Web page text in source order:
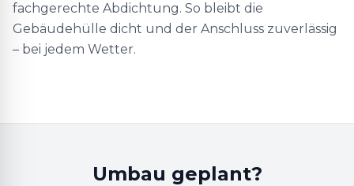
fachgerechte Abdichtung. So bleibt die
Gebäudehülle dicht und der Anschluss zuverlässig
– bei jedem Wetter.
Umbau geplant?